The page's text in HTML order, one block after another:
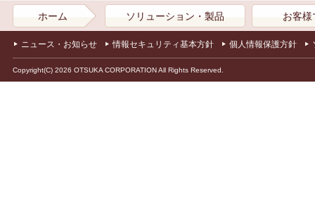
ホーム ソリューション・製品 お客様
ニュース・お知らせ 情報セキュリティ基本方針 個人情報保護方針
Copyright(C) 2026 OTSUKA CORPORATION All Rights Reserved.